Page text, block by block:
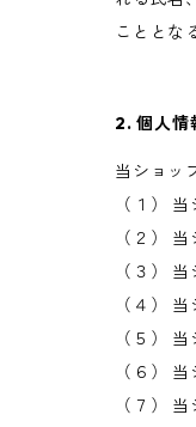
こととな
2. 個人情
当ショッ
（１）
（２）
（３）
（４）
（５）
（６）
（７）